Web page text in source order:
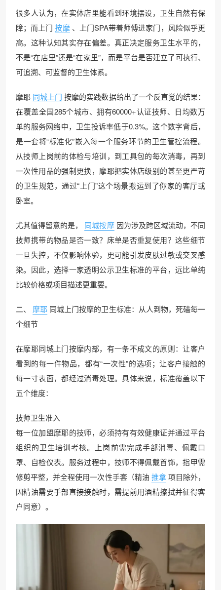
很多人认为，在实体店里能看到环境摆设，卫生自然有保
障；而上门 按摩 、上门SPA带着师傅进家门，风险似乎更
高。这种认知其实存在偏差。真正决定服务卫生水平的，
不是“在店里”还是“在家里”，而是平台是否建立了可执行、
可追溯、可监督的卫生体系。
摩耶 同城上门 按摩的实践数据给出了一个反直觉的结果：
在覆盖全国285个城市、拥有60000+认证技师、日均数万
单的服务网络中，卫生投诉率低于0.3%。这个数字背后，
是一套将“标准化”嵌入每一个服务环节的卫生管控流程。
从技师上岗前的体检与培训，到工具包的每次消毒，再到
一次性用品的强制更换，摩耶把实体店级别的甚至更严苛
的卫生规范，通过“上门”这个场景搬运到了你家的客厅或
卧室。
尤其值得留意的是， 同城按摩 因为涉及跨区域流动，不同
技师携带的物品是否一致？床单是否重复使用？这些细节
一旦失控，不仅影响体验，更可能引发皮肤过敏或交叉感
染。因此，选择一家透明公示卫生标准的平台，远比单纯
比较价格或项目描述更重要。
二、 摩耶 同城上门按摩的卫生标准：从人到物，死磕每一
个细节
在摩耶同城上门按摩内部，有一条不成文的原则：让客户
看到的每一件物品，都有“一次性”的选项；让客户接触的
每一寸表面，都经过消毒处理。具体来说，标准覆盖以下
五个维度：
技师卫生准入
每一位加盟摩耶的技师，必须持有有效健康证并通过平台
组织的卫生培训考核。上岗前需完成手部消毒、佩戴口
罩、自检仪表。服务过程中，技师不得佩戴首饰，指甲需
修剪平整，并全程使用一次性手套（精油 推拿项目除外，
因精油需要手部直接接触时，需提前用酒精擦拭并征得客
户同意）。